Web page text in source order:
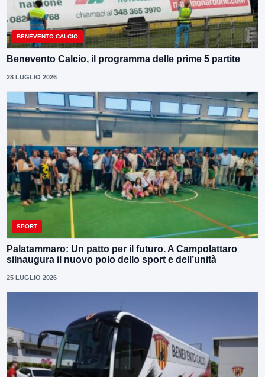
BENEVENTO CALCIO
Benevento Calcio, il programma delle prime 5 partite
28 LUGLIO 2026
SPORT
Palatammaro: Un patto per il futuro. A Campolattaro
siinaugura il nuovo polo dello sport e dell’unità
25 LUGLIO 2026